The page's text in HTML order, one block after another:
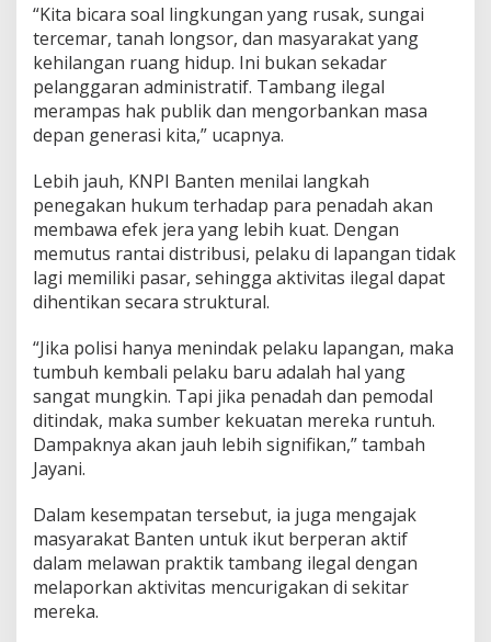
“Kita bicara soal lingkungan yang rusak, sungai
tercemar, tanah longsor, dan masyarakat yang
kehilangan ruang hidup. Ini bukan sekadar
pelanggaran administratif. Tambang ilegal
merampas hak publik dan mengorbankan masa
depan generasi kita,” ucapnya.
Lebih jauh, KNPI Banten menilai langkah
penegakan hukum terhadap para penadah akan
membawa efek jera yang lebih kuat. Dengan
memutus rantai distribusi, pelaku di lapangan tidak
lagi memiliki pasar, sehingga aktivitas ilegal dapat
dihentikan secara struktural.
“Jika polisi hanya menindak pelaku lapangan, maka
tumbuh kembali pelaku baru adalah hal yang
sangat mungkin. Tapi jika penadah dan pemodal
ditindak, maka sumber kekuatan mereka runtuh.
Dampaknya akan jauh lebih signifikan,” tambah
Jayani.
Dalam kesempatan tersebut, ia juga mengajak
masyarakat Banten untuk ikut berperan aktif
dalam melawan praktik tambang ilegal dengan
melaporkan aktivitas mencurigakan di sekitar
mereka.